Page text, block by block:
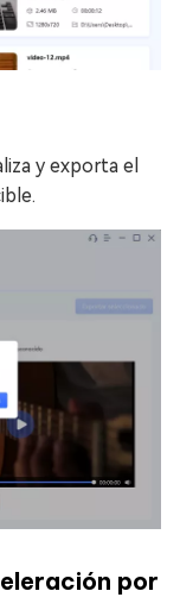
y exporta el
por